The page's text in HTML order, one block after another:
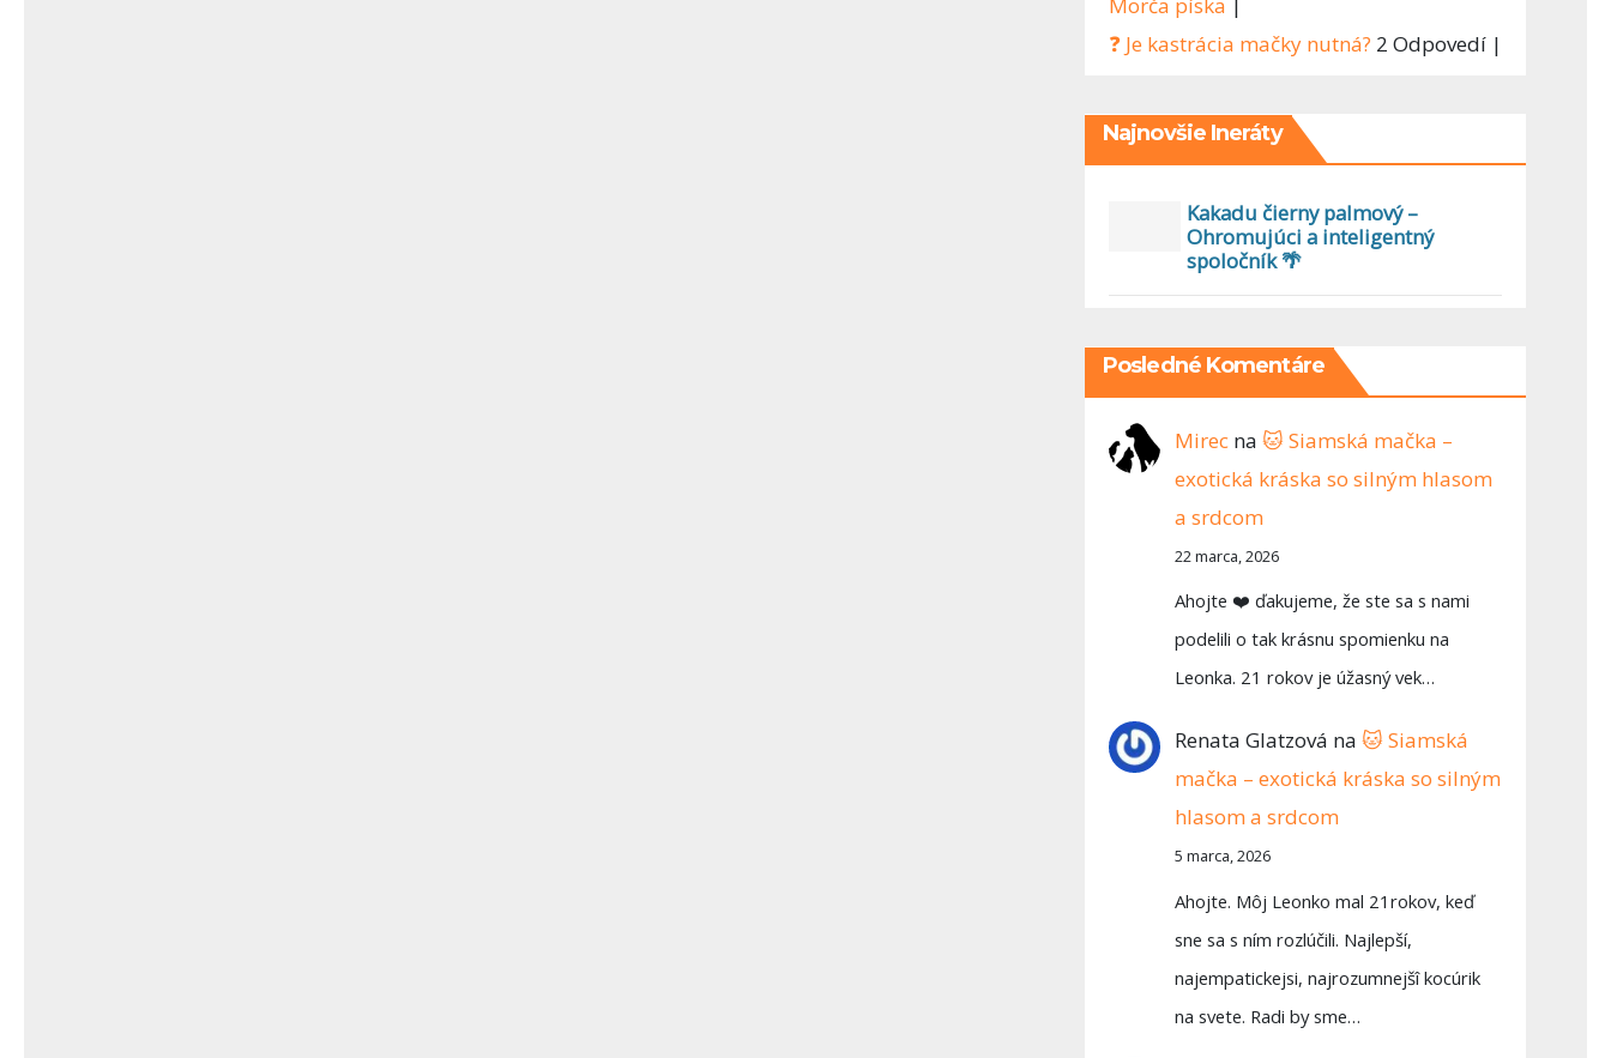
❓ Je kastrácia mačky nutná? 2 Odpovedí |
Najnovšie Ineráty
Kakadu čierny palmový –
Ohromujúci a inteligentný
spoločník 🌴
Posledné Komentáre
Mirec na🐱 Siamská mačka –
exotická kráska so silným hlasom
a srdcom
22 marca, 2026
Ahojte ❤️ ďakujeme, že ste sa s nami
podelili o tak krásnu spomienku na
Leonka. 21 rokov je úžasný vek…
Renata Glatzová na🐱 Siamská
mačka – exotická kráska so silným
hlasom a srdcom
5 marca, 2026
Ahojte. Môj Leonko mal 21rokov, keď
sne sa s ním rozlúčili. Najlepší,
najempatickejsi, najrozumnejšî kocúrik
na svete. Radi by sme…